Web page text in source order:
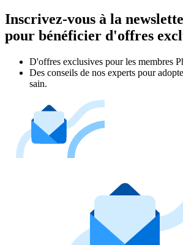
Inscrivez-vous à la
pour bénéficier d'offres
D'offres exclusives pour les membres
Des conseils de nos experts pour
sain.